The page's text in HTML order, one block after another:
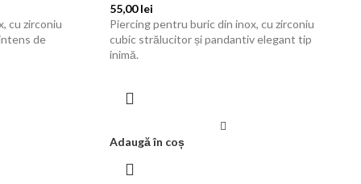
cu zirconiu
de
55,00lei
Piercing pentru buric din inox, cu zirconiu
cubic strălucitor și pandantiv elegant tip
inimă.
Adaugă în coș